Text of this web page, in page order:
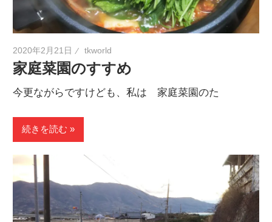
2020年2月21日 tkworld
家庭菜園のすすめ
今更ながらですけども、私は 家庭菜園のた
続きを読む